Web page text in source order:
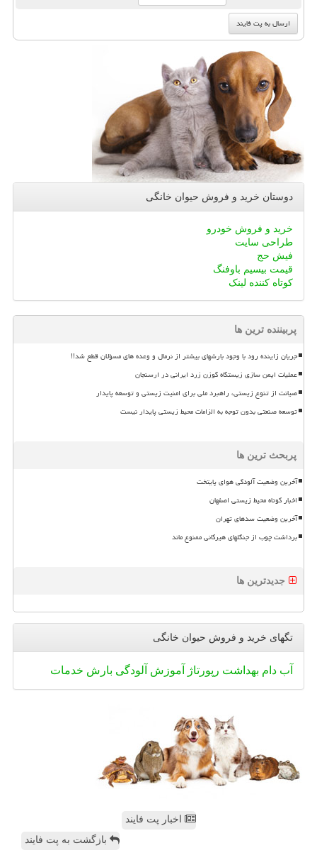
دوستان خرید و فروش حیوان خانگی
خرید و فروش خودرو
طراحی سایت
فیش حج
قیمت بیسیم باوفنگ
کوتاه کننده لینک
پربیننده ترین ها
جریان زاینده رود با وجود بارشهای بیشتر از نرمال و وعده های مسؤلان قطع شد!!
عملیات ایمن سازی زیستگاه گوزن زرد ایرانی در ارسنجان
صیانت از تنوع زیستی، راهبرد ملی برای امنیت زیستی و توسعه پایدار
توسعه صنعتی بدون توجه به الزامات محیط زیستی پایدار نیست
پربحث ترین ها
آخرین وضعیت آلودگی هوای پایتخت
اخبار کوتاه محیط زیستی اصفهان
آخرین وضعیت سدهای تهران
برداشت چوب از جنگلهای هیرکانی ممنوع ماند
جدیدترین ها
تگهای خرید و فروش حیوان خانگی
آب دام بهداشت رپورتاژ آموزش آلودگی بارش خدمات
اخبار پت فایند
بازگشت به پت فایند